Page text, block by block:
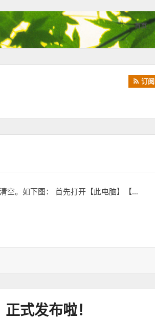
首页
订阅
空。如下图： 首先打开【此电脑】【…
式发布啦！